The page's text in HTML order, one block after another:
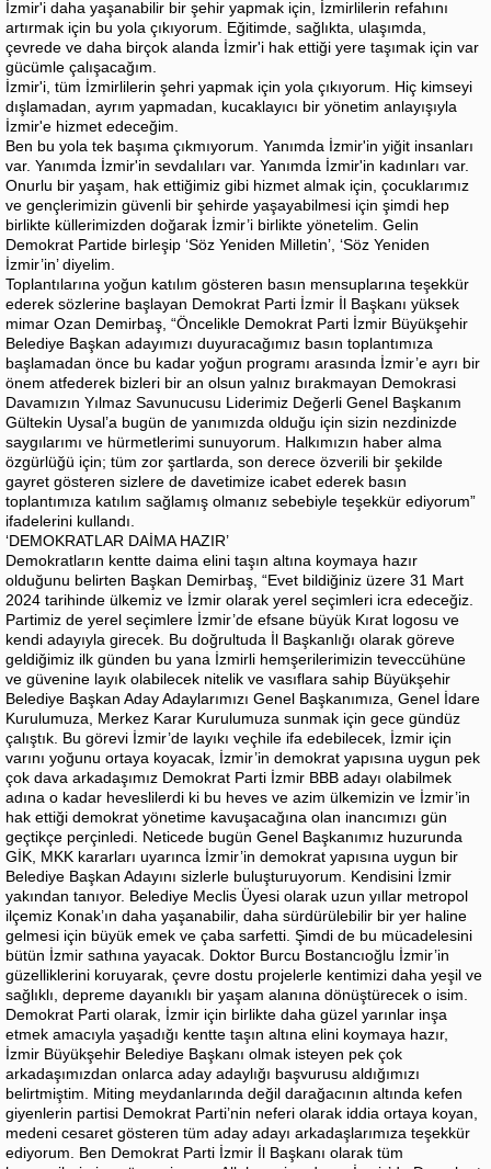
İzmir'i daha yaşanabilir bir şehir yapmak için, İzmirlilerin refahını
artırmak için bu yola çıkıyorum. Eğitimde, sağlıkta, ulaşımda,
çevrede ve daha birçok alanda İzmir'i hak ettiği yere taşımak için var
gücümle çalışacağım.
İzmir'i, tüm İzmirlilerin şehri yapmak için yola çıkıyorum. Hiç kimseyi
dışlamadan, ayrım yapmadan, kucaklayıcı bir yönetim anlayışıyla
İzmir'e hizmet edeceğim.
Ben bu yola tek başıma çıkmıyorum. Yanımda İzmir'in yiğit insanları
var. Yanımda İzmir'in sevdalıları var. Yanımda İzmir'in kadınları var.
Onurlu bir yaşam, hak ettiğimiz gibi hizmet almak için, çocuklarımız
ve gençlerimizin güvenli bir şehirde yaşayabilmesi için şimdi hep
birlikte küllerimizden doğarak İzmir’i birlikte yönetelim. Gelin
Demokrat Partide birleşip ‘Söz Yeniden Milletin’, ‘Söz Yeniden
İzmir’in’ diyelim.
Toplantılarına yoğun katılım gösteren basın mensuplarına teşekkür
ederek sözlerine başlayan Demokrat Parti İzmir İl Başkanı yüksek
mimar Ozan Demirbaş, “Öncelikle Demokrat Parti İzmir Büyükşehir
Belediye Başkan adayımızı duyuracağımız basın toplantımıza
başlamadan önce bu kadar yoğun programı arasında İzmir’e ayrı bir
önem atfederek bizleri bir an olsun yalnız bırakmayan Demokrasi
Davamızın Yılmaz Savunucusu Liderimiz Değerli Genel Başkanım
Gültekin Uysal’a bugün de yanımızda olduğu için sizin nezdinizde
saygılarımı ve hürmetlerimi sunuyorum. Halkımızın haber alma
özgürlüğü için; tüm zor şartlarda, son derece özverili bir şekilde
gayret gösteren sizlere de davetimize icabet ederek basın
toplantımıza katılım sağlamış olmanız sebebiyle teşekkür ediyorum”
ifadelerini kullandı.
‘DEMOKRATLAR DAİMA HAZIR’
Demokratların kentte daima elini taşın altına koymaya hazır
olduğunu belirten Başkan Demirbaş, “Evet bildiğiniz üzere 31 Mart
2024 tarihinde ülkemiz ve İzmir olarak yerel seçimleri icra edeceğiz.
Partimiz de yerel seçimlere İzmir’de efsane büyük Kırat logosu ve
kendi adayıyla girecek. Bu doğrultuda İl Başkanlığı olarak göreve
geldiğimiz ilk günden bu yana İzmirli hemşerilerimizin teveccühüne
ve güvenine layık olabilecek nitelik ve vasıflara sahip Büyükşehir
Belediye Başkan Aday Adaylarımızı Genel Başkanımıza, Genel İdare
Kurulumuza, Merkez Karar Kurulumuza sunmak için gece gündüz
çalıştık. Bu görevi İzmir’de layıkı veçhile ifa edebilecek, İzmir için
varını yoğunu ortaya koyacak, İzmir’in demokrat yapısına uygun pek
çok dava arkadaşımız Demokrat Parti İzmir BBB adayı olabilmek
adına o kadar heveslilerdi ki bu heves ve azim ülkemizin ve İzmir’in
hak ettiği demokrat yönetime kavuşacağına olan inancımızı gün
geçtikçe perçinledi. Neticede bugün Genel Başkanımız huzurunda
GİK, MKK kararları uyarınca İzmir’in demokrat yapısına uygun bir
Belediye Başkan Adayını sizlerle buluşturuyorum. Kendisini İzmir
yakından tanıyor. Belediye Meclis Üyesi olarak uzun yıllar metropol
ilçemiz Konak’ın daha yaşanabilir, daha sürdürülebilir bir yer haline
gelmesi için büyük emek ve çaba sarfetti. Şimdi de bu mücadelesini
bütün İzmir sathına yayacak. Doktor Burcu Bostancıoğlu İzmir’in
güzelliklerini koruyarak, çevre dostu projelerle kentimizi daha yeşil ve
sağlıklı, depreme dayanıklı bir yaşam alanına dönüştürecek o isim.
Demokrat Parti olarak, İzmir için birlikte daha güzel yarınlar inşa
etmek amacıyla yaşadığı kentte taşın altına elini koymaya hazır,
İzmir Büyükşehir Belediye Başkanı olmak isteyen pek çok
arkadaşımızdan onlarca aday adaylığı başvurusu aldığımızı
belirtmiştim. Miting meydanlarında değil darağacının altında kefen
giyenlerin partisi Demokrat Parti’nin neferi olarak iddia ortaya koyan,
medeni cesaret gösteren tüm aday adayı arkadaşlarımıza teşekkür
ediyorum. Ben Demokrat Parti İzmir İl Başkanı olarak tüm